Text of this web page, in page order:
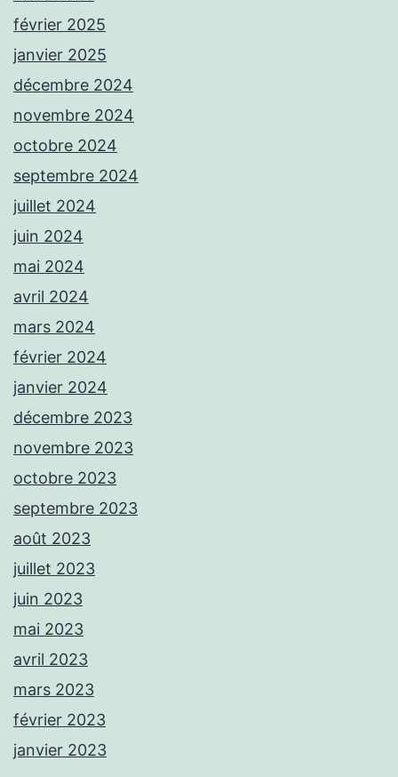
février 2025
janvier 2025
décembre 2024
novembre 2024
octobre 2024
septembre 2024
juillet 2024
juin 2024
mai 2024
avril 2024
mars 2024
février 2024
janvier 2024
décembre 2023
novembre 2023
octobre 2023
septembre 2023
août 2023
juillet 2023
juin 2023
mai 2023
avril 2023
mars 2023
février 2023
janvier 2023